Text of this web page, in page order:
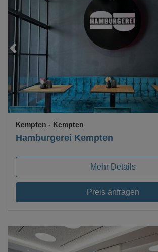
Hamburgerei Kempten
Kempten - Kempten
Mehr Details
Preis anfragen